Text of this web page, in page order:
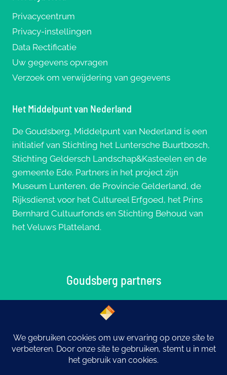
Privacycentrum
Privacy-instellingen
Data Rectificatie
Uw gegevens opvragen
Verzoek om verwijdering van gegevens
Het Middelpunt van Nederland
De Goudsberg, Middelpunt van Nederland is een
initiatief van Stichting het Luntersche Buurtbosch,
Stichting Geldersch Landschap&Kasteelen en de
gemeente Ede. Partners in het project zijn
Museum Lunteren, de Provincie Gelderland, de
Rijksdienst voor het Cultureel Erfgoed, het Prins
Bernhard Cultuurfonds en Stichting Behoud van
het Veluws Platteland.
Goudsberg partners